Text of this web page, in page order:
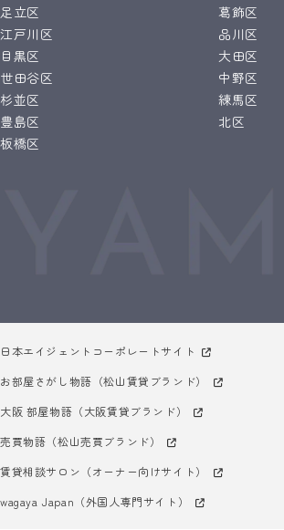
足立区
葛飾区
江戸川区
品川区
目黒区
大田区
世田谷区
中野区
杉並区
練馬区
豊島区
北区
板橋区
日本エイジェントコーポレートサイト
お部屋さがし物語（松山賃貸ブランド）
大阪 部屋物語（大阪賃貸ブランド）
売買物語（松山売買ブランド）
賃貸相談サロン（オーナー向けサイト）
wagaya Japan（外国人専門サイト）